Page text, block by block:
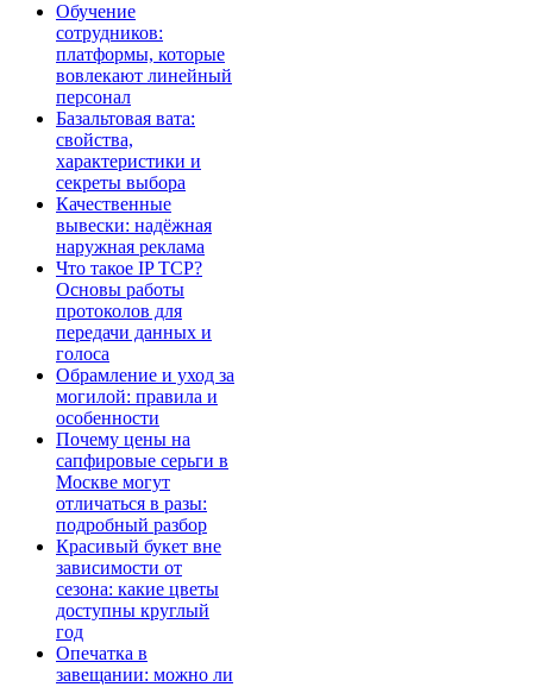
Обучение
сотрудников:
платформы, которые
вовлекают линейный
персонал
Базальтовая вата:
свойства,
характеристики и
секреты выбора
Качественные
вывески: надёжная
наружная реклама
Что такое IP TCP?
Основы работы
протоколов для
передачи данных и
голоса
Обрамление и уход за
могилой: правила и
особенности
Почему цены на
сапфировые серьги в
Москве могут
отличаться в разы:
подробный разбор
Красивый букет вне
зависимости от
сезона: какие цветы
доступны круглый
год
Опечатка в
завещании: можно ли